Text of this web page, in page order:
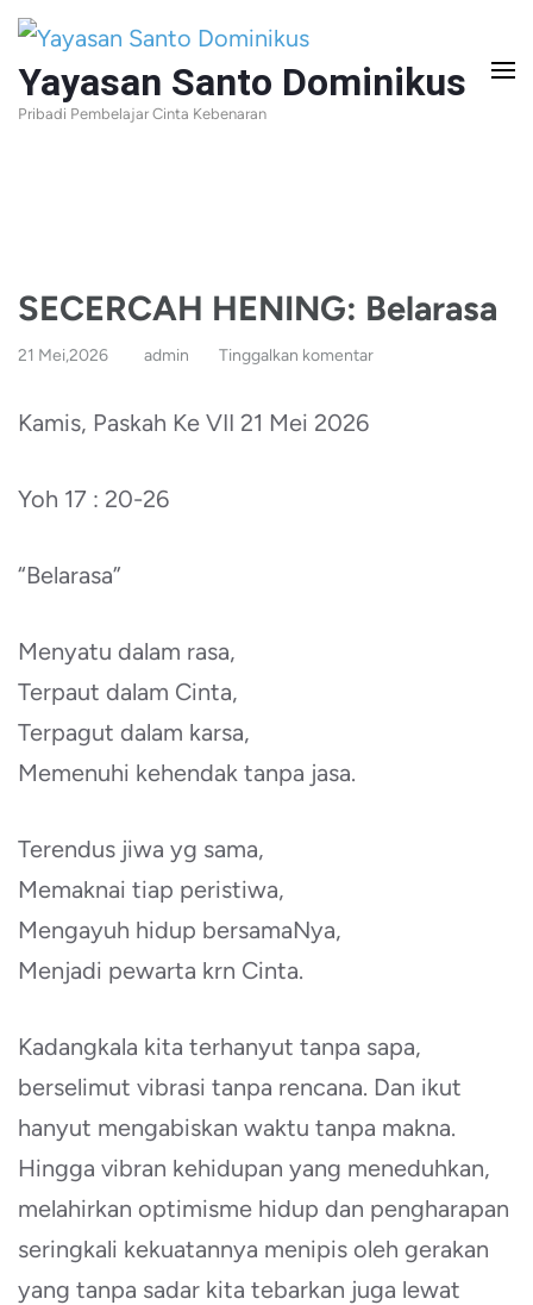
Lompat
konten
Yayasan Santo Dominikus
Pribadi Pembelajar Cinta Kebenaran
SECERCAH HENING: Belarasa
21 Mei,2026 admin Tinggalkan komentar
Kamis, Paskah Ke VII 21 Mei 2026
Yoh 17 : 20-26
“Belarasa”
Menyatu dalam rasa,
Terpaut dalam Cinta,
Terpagut dalam karsa,
Memenuhi kehendak tanpa jasa.
Terendus jiwa yg sama,
Memaknai tiap peristiwa,
Mengayuh hidup bersamaNya,
Menjadi pewarta krn Cinta.
Kadangkala kita terhanyut tanpa sapa,
berselimut vibrasi tanpa rencana. Dan ikut
hanyut mengabiskan waktu tanpa makna.
Hingga vibran kehidupan yang meneduhkan,
melahirkan optimisme hidup dan pengharapan
seringkali kekuatannya menipis oleh gerakan
yang tanpa sadar kita tebarkan juga lewat